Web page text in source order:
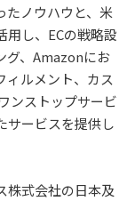
たノウハウと、米
用し、ECの戦略設
グ、Amazonにお
ィルメント、カス
ンストップサービ
サービスを提供し
株式会社の日本及